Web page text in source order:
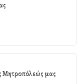
Μητροπόλεώς μας